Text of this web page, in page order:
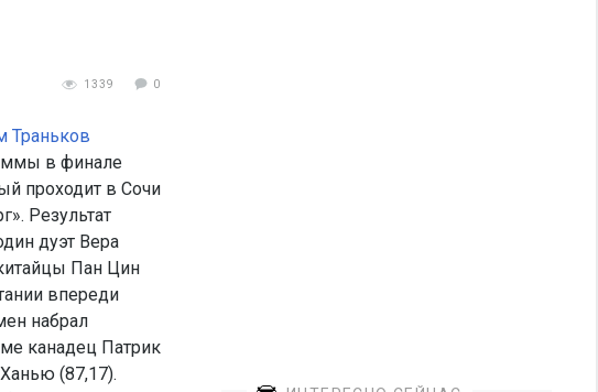
1339 0
Траньков
в финале
проходит в Сочи
Результат
дуэт Вера
Пан Цин
впереди
набрал
канадец Патрик
(87,17).